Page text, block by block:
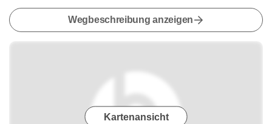
Wegbeschreibung anzeigen
Kartenansicht